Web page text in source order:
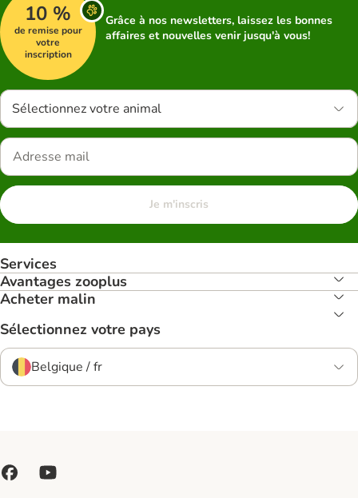
10 %
de remise pour
votre
inscription
Grâce à nos newsletters, laissez les bonnes
affaires et nouvelles venir jusqu'à vous!
Sélectionnez votre animal
Je m'inscris
Services
Avantages zooplus
Acheter malin
Sélectionnez votre pays
Belgique / fr